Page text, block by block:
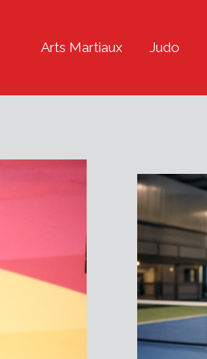
Arts Martiaux Judo